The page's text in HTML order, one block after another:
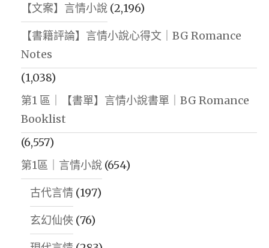
【文案】言情小說 (2,196)
【書籍評論】言情小說心得文｜BG Romance
Notes
(1,038)
第1 區｜【書單】言情小說書單｜BG Romance
Booklist
(6,557)
第1區｜言情小說 (654)
古代言情 (197)
玄幻仙俠 (76)